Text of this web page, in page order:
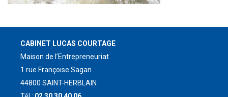
CABINET LUCAS COURTAGE
Maison de l’Entrepreneuriat
1 rue Françoise Sagan
44800 SAINT-HERBLAIN